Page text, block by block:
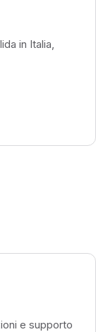
in Italia,
e supporto